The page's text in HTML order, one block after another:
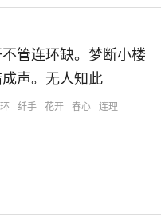
管连环缺。梦断小楼
声。无人知此
纤手 花开 春心 连理